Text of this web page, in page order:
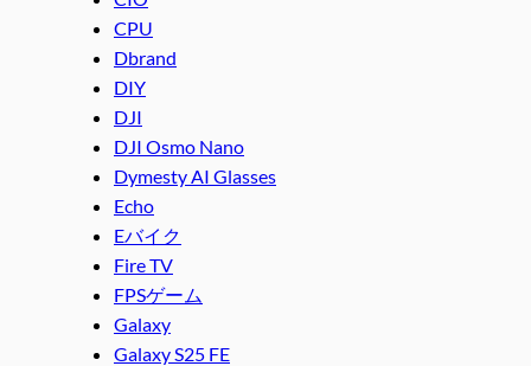
CPU
Dbrand
DIY
DJI
DJI Osmo Nano
Dymesty AI Glasses
Echo
Eバイク
Fire TV
FPSゲーム
Galaxy
Galaxy S25 FE